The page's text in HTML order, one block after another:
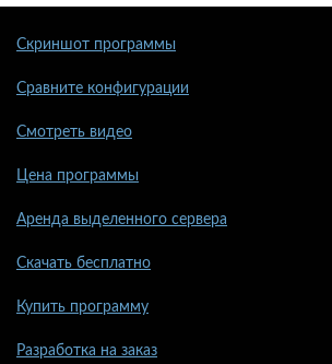
Скриншот программы
Сравните конфигурации
Смотреть видео
Цена программы
Аренда выделенного сервера
Скачать бесплатно
Купить программу
Разработка на заказ